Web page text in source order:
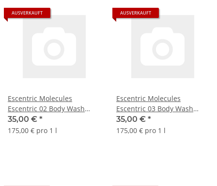
AUSVERKAUFT
Escentric Molecules
Escentric 02 Body Wash
200ml
35,00 € *
175,00 € pro 1 l
AUSVERKAUFT
Escentric Molecules
Escentric 03 Body Wash
200ml
35,00 € *
175,00 € pro 1 l